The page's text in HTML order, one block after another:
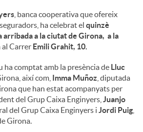
, banca cooperativa que ofereix
ha celebrat el quinzè
arribada a la ciutat de Girona, a la
al Carrer Emili Grahit, 10.
ha comptat amb la presència de Lluc
així com, Imma Muñoz , diputada
que han estat acompanyats per
del Grup Caixa Enginyers, Juanjo
del Grup Caixa Enginyers i Jordi Puig
Girona.